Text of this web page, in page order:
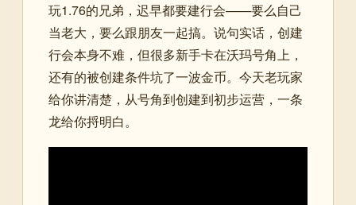
玩1.76的兄弟，迟早都要建行会——要么自己
当老大，要么跟朋友一起搞。说句实话，创建
行会本身不难，但很多新手卡在沃玛号角上，
还有的被创建条件坑了一波金币。今天老玩家
给你讲清楚，从号角到创建到初步运营，一条
龙给你捋明白。